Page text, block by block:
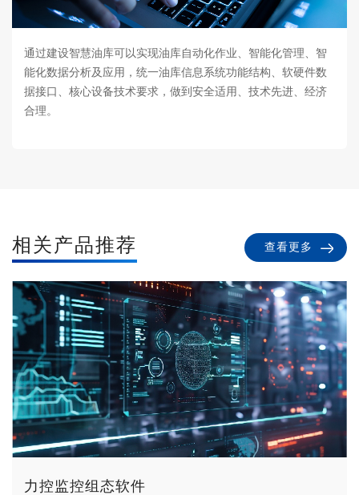
通过建设智慧油库可以实现油库自动化作业、智能化管理、智
能化数据分析及应用，统一油库信息系统功能结构、软硬件数
据接口、核心设备技术要求，做到安全适用、技术先进、经济
合理。
相关产品推荐 查看更多
力控监控组态软件